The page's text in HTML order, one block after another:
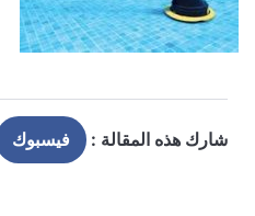
شارك هذه المقالة : فيسبوك